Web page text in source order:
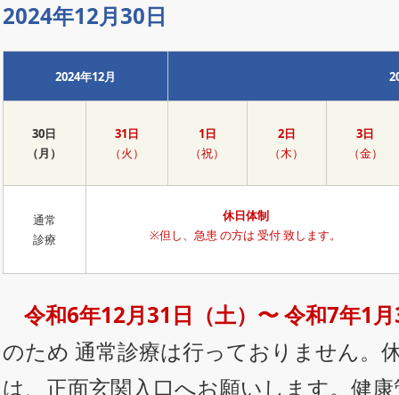
2024年12月30日
2024年12月
30日
（月）
31日
（火）
1日
（祝）
2日
（木）
3日
（金）
通常
診療
休日体制
※但し、急患 の方は 受付 致します。
令和6年12月31日（土）〜 令和7年1
のため 通常診療は行っておりません。
は、正面玄関入口へお願いします。健